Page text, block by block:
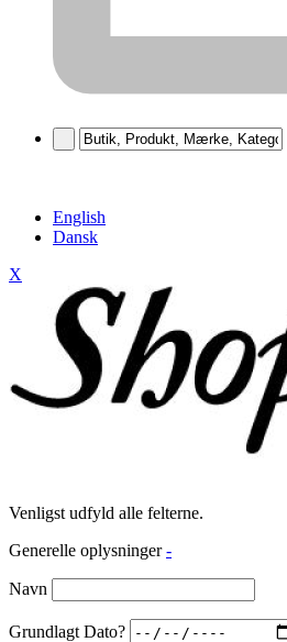
English
Dansk
X
Venligst udfyld alle felterne.
Generelle oplysninger -
Navn
Grundlagt Dato?